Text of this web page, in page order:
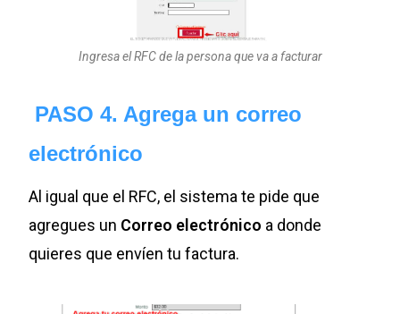
Ingresa el RFC de la persona que va a facturar
PASO 4. Agrega un correo
electrónico
Al igual que el RFC, el sistema te pide que
agregues un Correo electrónico a donde
quieres que envíen tu factura.